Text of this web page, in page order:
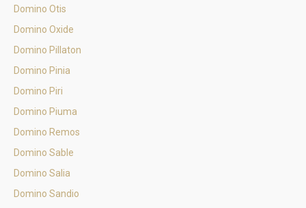
Domino Otis
Domino Oxide
Domino Pillaton
Domino Pinia
Domino Piri
Domino Piuma
Domino Remos
Domino Sable
Domino Salia
Domino Sandio